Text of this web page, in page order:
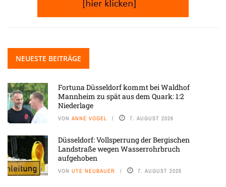
NEUESTE BEITRÄGE
Fortuna Düsseldorf kommt bei Waldhof
Mannheim zu spät aus dem Quark: 1:2
Niederlage
VON ANNE VOGEL 7. AUGUST 2026
Düsseldorf: Vollsperrung der Bergischen
Landstraße wegen Wasserrohrbruch
aufgehoben
VON UTE NEUBAUER 7. AUGUST 2026